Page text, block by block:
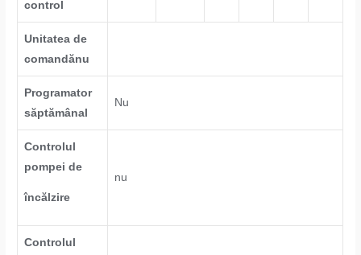
control
Unitatea de
comandănu
Programator
săptămânal
Nu
Controlul
pompei de
încălzire
nu
Controlul